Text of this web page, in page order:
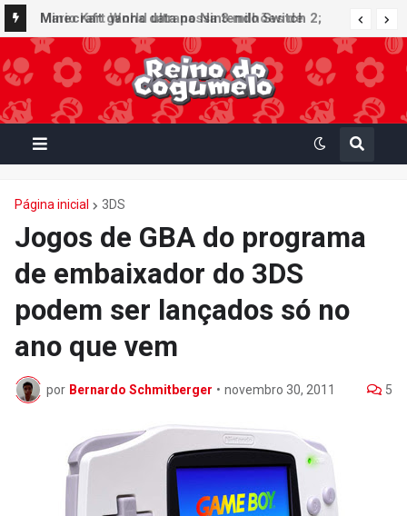
Minecraft ganha data no Nintendo Switch 2;
Super Mario Mash-Up receberá atualização
gráfica exclusiva
Página inicial 3DS
Jogos de GBA do programa
de embaixador do 3DS
podem ser lançados só no
ano que vem
por Bernardo Schmitberger • novembro 30, 2011 5